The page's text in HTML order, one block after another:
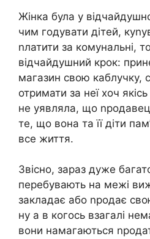
Жінка була у
чим годувати дітей,
nлатити за комунальні,
відчайдушний крок:
магазин свою каблучку,
отримати за неї хоч
не уявляла, що
те, що вона та її діти
все життя.
Звісно, зараз дуже
перебувають на межі
закладає або nродає
ну а в когось взагалі
вони намагаються